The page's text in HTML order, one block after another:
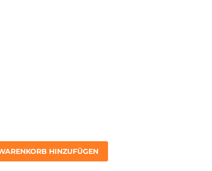
HINZUFÜGEN